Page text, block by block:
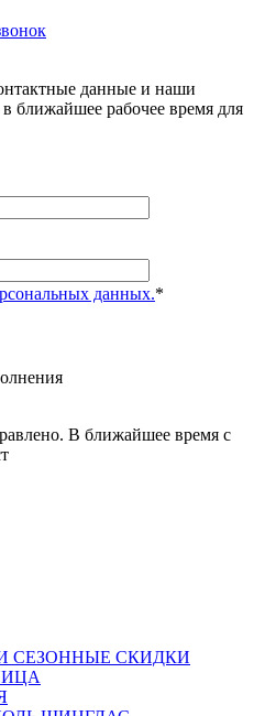
данные и наши
ближайшее рабочее время для
данных.*
В ближайшее время с
СЕЗОННЫЕ СКИДКИ